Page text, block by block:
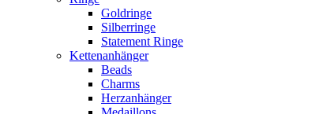
Goldringe
Silberringe
Statement Ringe
Kettenanhänger
Beads
Charms
Herzanhänger